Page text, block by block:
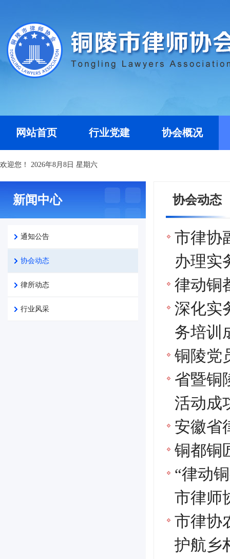
网站首页 行业党建 协会概况
欢迎您！ 2026年8月8日 星期六
新闻中心
通知公告
协会动态
律所动态
行业风采
协会动态
市律协
办理实
律动铜
深化实
务培训
铜陵党
省暨铜
活动成
安徽省
铜都铜
“律动
市律师
市律协
护航乡